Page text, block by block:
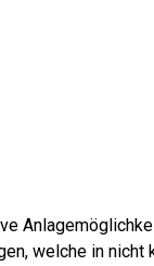
welche in nicht